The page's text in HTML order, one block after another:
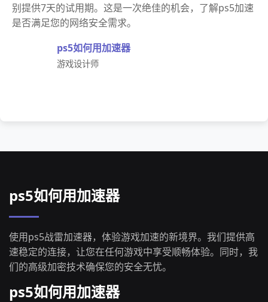
别提供7天的试用期。这是一次绝佳的机会，了解ps5加速
是否满足您的网络安全需求。
ps5如何用加速器
游戏设计师
ps5如何用加速器
使用ps5战雷加速器，体验游戏加速的新境界。我们提供高
速稳定的连接，让您在任何游戏中享受顺畅体验。同时，我
们的高级加密技术确保您的安全无忧。
ps5如何用加速器